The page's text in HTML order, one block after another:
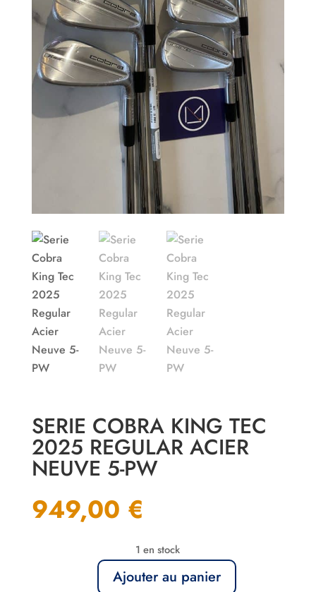
SERIE COBRA KING TEC
2025 REGULAR ACIER
NEUVE 5-PW
949,00 €
1 en stock
quantitéAjouter au panier